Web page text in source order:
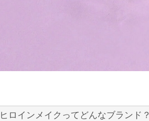
ヒロインメイクってどんなブランド？